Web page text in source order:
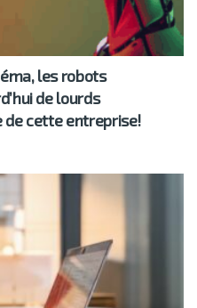
les robots
de lourds
de cette entreprise!